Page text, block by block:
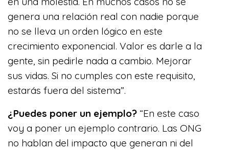
genera una relación real con nadie porque
no se lleva un orden lógico en este
crecimiento exponencial. Valor es darle a la
gente, sin pedirle nada a cambio. Mejorar
sus vidas. Si no cumples con este requisito,
estarás fuera del sistema”.
¿Puedes poner un ejemplo? “En este caso
voy a poner un ejemplo contrario. Las ONG
no hablan del impacto que generan ni del